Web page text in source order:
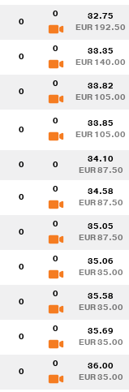
0
0 32.75
EUR 192.50
0
0 33.35
EUR 140.00
0
0 33.82
EUR 105.00
0
0 33.85
EUR 105.00
0 0
34.10
EUR 87.50
0
0 34.58
EUR 87.50
0
0 35.05
EUR 87.50
0
0 35.06
EUR 35.00
0
0 35.58
EUR 35.00
0
0 35.69
EUR 35.00
0
0 36.00
EUR 35.00